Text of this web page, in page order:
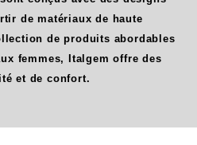
de matériaux de haute
de produits abordables
femmes, Italgem offre des
et de confort.